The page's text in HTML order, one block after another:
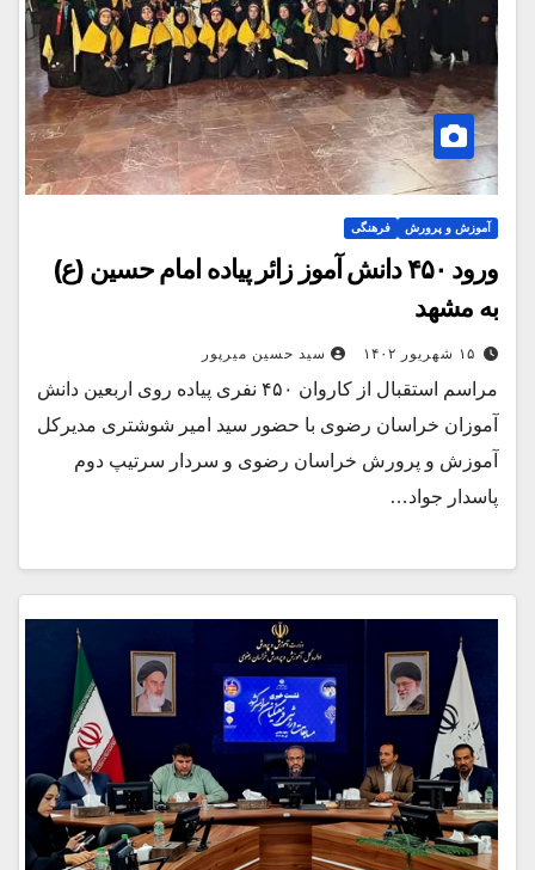
آموزش و پرورش فرهنگی
ورود ۴۵۰ دانش آموز زائر پیاده امام حسین (ع)
به مشهد
۱۵ شهریور ۱۴۰۲ سید حسین میرپور
مراسم استقبال از کاروان ۴۵۰ نفری پیاده روی اربعین دانش
آموزان خراسان رضوی با حضور سید امیر شوشتری مدیرکل
آموزش و پرورش خراسان رضوی و سردار سرتیپ دوم
پاسدار جواد…